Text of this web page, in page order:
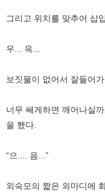
그리고 위치를 맞추어 삽
우... 윽...
보짓물이 없어서 잘들어
너무 쌔게하면 깨어나실
을 했다.
“으.... 음...”
외숙모의 짧은 외마디에